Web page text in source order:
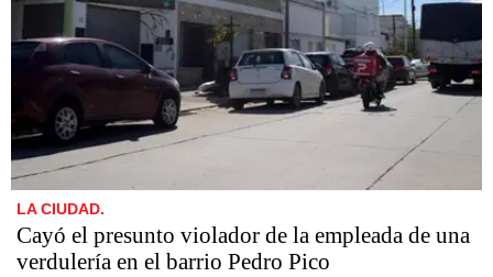
LA CIUDAD.
Cayó el presunto violador de la empleada de una
verdulería en el barrio Pedro Pico